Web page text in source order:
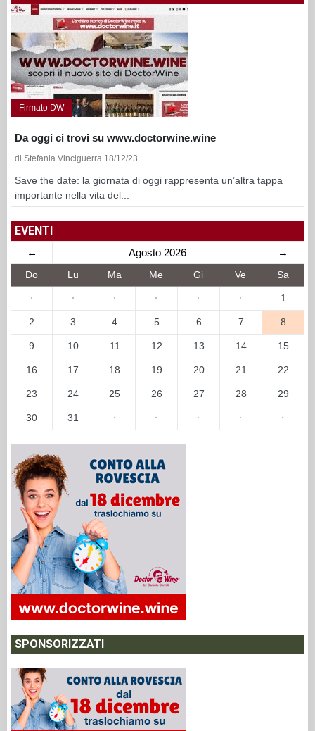
Firmato DW
Da oggi ci trovi su www.doctorwine.wine
di Stefania Vinciguerra 18/12/23
Save the date: la giornata di oggi rappresenta un’altra tappa
importante nella vita del...
EVENTI
← Agosto 2026 →
Do Lu Ma Me Gi Ve Sa
· · · · · · 1
2 3 4 5 6 7 8
9 10 11 12 13 14 15
16 17 18 19 20 21 22
23 24 25 26 27 28 29
30 31 · · · · ·
SPONSORIZZATI